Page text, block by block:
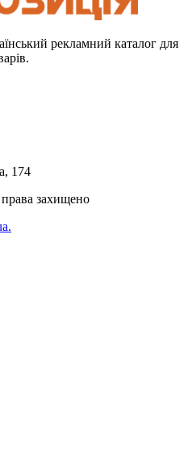
рекламний каталог для
174
захищено
.